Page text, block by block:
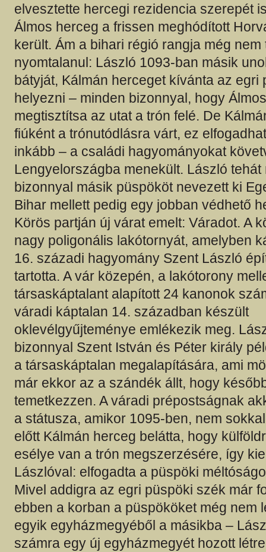
elvesztette hercegi rezidencia szerepét
Álmos herceg a frissen meghódított
került. Ám a bihari régió rangja még nem
nyomtalanul: László 1093-ban másik
bátyját, Kálmán herceget kívánta az egri
helyezni – minden bizonnyal, hogy
megtisztítsa az utat a trón felé. De
fiúként a trónutódlásra várt, ez
inkább – a családi hagyományokat
Lengyelországba menekült. László tehát
bizonnyal másik püspököt nevezett ki
Bihar mellett pedig egy jobban védhető
Körös partján új várat emelt: Váradot. A
nagy poligonális lakótornyát, amelyben
16. századi hagyomány Szent László
tartotta. A vár közepén, a lakótorony
társaskáptalant alapított 24 kanonok
váradi káptalan 14. században készült
oklevélgyűjteménye emlékezik meg.
bizonnyal Szent István és Péter király
a társaskáptalan megalapítására, ami
már ekkor az a szándék állt, hogy
temetkezzen. A váradi prépostságnak
a státusza, amikor 1095-ben, nem
előtt Kálmán herceg belátta, hogy
esélye van a trón megszerzésére, így
Lászlóval: elfogadta a püspöki
Mivel addigra az egri püspöki szék már
ebben a korban a püspököket még nem
egyik egyházmegyéből a másikba –
számra egy új egyházmegyét hozott